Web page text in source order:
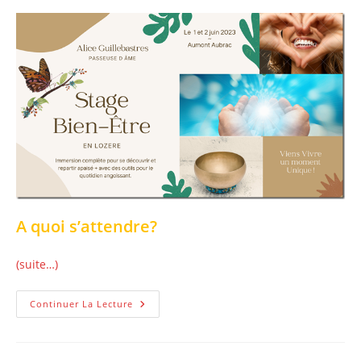
A quoi s’attendre?
(suite…)
Continuer La Lecture Viens
Vivre